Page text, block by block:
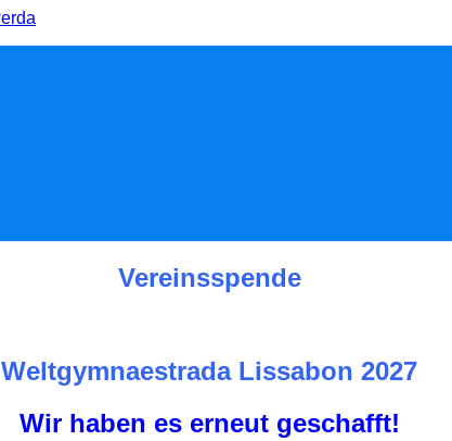
Vereinsspende
Weltgymnaestrada Lissabon 2027
Wir haben es erneut geschafft!